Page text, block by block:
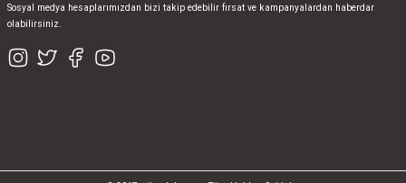
Sosyal medya hesaplarımızdan bizi takip edebilir fırsat ve kampanyalardan haberdar
olabilirsiniz.